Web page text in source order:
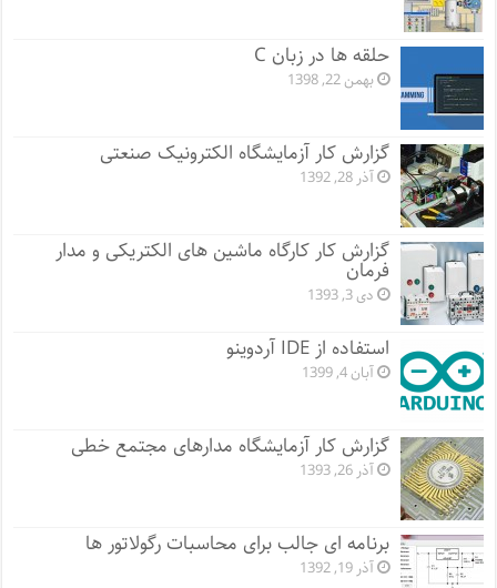
حلقه ها در زبان C
بهمن 22, 1398
گزارش کار آزمایشگاه الکترونیک صنعتی
آذر 28, 1392
گزارش کار کارگاه ماشین های الکتریکی و مدار
فرمان
دی 3, 1393
استفاده از IDE آردوینو
آبان 4, 1399
گزارش کار آزمایشگاه مدارهای مجتمع خطی
آذر 26, 1393
برنامه ای جالب برای محاسبات رگولاتور ها
آذر 19, 1392